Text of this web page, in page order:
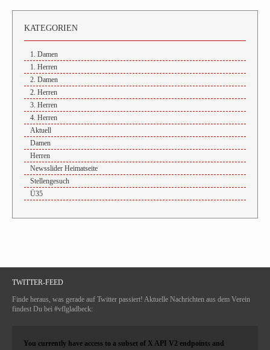
KATEGORIEN
1. Damen
1. Herren
2. Damen
2. Herren
3. Herren
4. Herren
Aktuell
Damen
Herren
Newsslider Heimatseite
Stellengesuch
Ü35
TWITTER-FEED
Finde heraus, was gerade auf Twitter passiert! Aktuelle Nachrichten aus dem Verein
findest Du bei #vflgladbeck:
You currently have access to a subset of X API V2 endpoints and